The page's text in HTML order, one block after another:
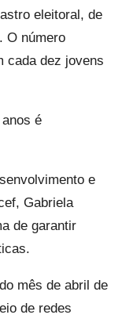
eleitoral, de
O número
cada dez jovens
é
e
Gabriela
de garantir
mês de abril de
de redes